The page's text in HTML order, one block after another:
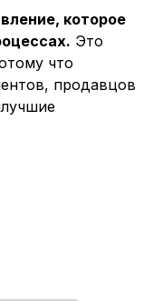
которое
Это
что
продавцов